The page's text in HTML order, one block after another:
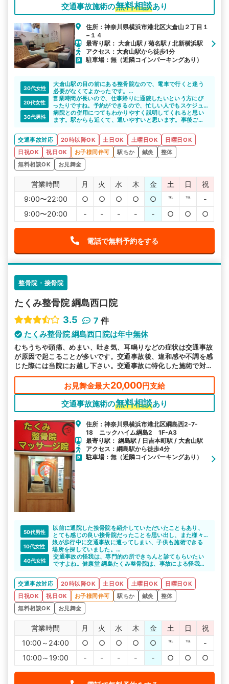
交通事故施術の無料相談あり
住所：神奈川県横浜市港北区大倉山２丁目１
−１４
最寄り駅： 大倉山駅 / 菊名駅 / 北新横浜駅
アクセス：大倉山駅から徒歩1分
駐車場：無（近隣コインパーキングあり）
30代女性
大倉山駅の目の前にある整骨院なので、電車で行くと迷う
必要がなくてよかったです。
年中無休なので長期的な通院でも苦になりません。
20代女性
営業時間が長いので、仕事帰りに通院したいという方にぴ
ったりですね。予約ができるので、忙しい人でもスケジュ
ールの調節ができると思います。
30代男性
病院との併用につてもわかりやすく説明してくれると思い
ます。駅からも近くて、通いやすいと思います。事後ごす
交通事故対応
20時以降OK 土日OK 土曜日OK
日曜日OK
日祝OK
祝日OK お子様同伴可 駅ちか 鍼灸
整体
無料相談OK
お見舞金
営業時間 月 火 水 木 金 土 日
祝
9:00〜22:00
○ ○ ○ ○ ○ ℡ ℡
-
9:00〜20:00
- - - - - ○ ○ ○
電話で無料予約をする
整骨院・接骨院
たくみ整骨院 綱島西口院
3.5
7 件
たくみ整骨院 綱島西口院は年中無休
むちうちや頭痛、めまい、吐き気、耳鳴りなどの症状は交通事故
が原因で起こることが多いです。交通事故後、違和感や不調を感
じた際には当院にお越し下さい。交通事故に特化した施術で対応
します。
お見舞金最大20,000円支給
交通事故施術の無料相談あり
住所：神奈川県横浜市港北区綱島西2-7-
18 ニックハイム綱島2 1F-A3
最寄り駅： 綱島駅 / 日吉本町駅 / 大倉山駅
アクセス：綱島駅から徒歩4分
駐車場：無（近隣コインパーキングあり）
50代男性
以前に通院した接骨院を紹介していただいたこともあり、
とても感じの良い接骨院だったことを思い出し、また様々
な先生が対応していただいたのですが、皆様とても感じが
良く大変満足しました
10代女性
娘が歩行中に交通事故に遭ってしまい、子供も施術できる
場所を探していました。
紹介していただいた健康堂 綱島たくみ整骨院は、子供の
施術も対応してくれ平日22時まで土日祝日も対応との事
まだ詳しく症状を伝えれないのですが、娘の言葉をしっか
りと聞いてくださり対応してくれたので本当にいい整骨院
に出会えたなと思いました。
今では娘も元気に駆け回っているので安心しています。
40代女性
交通事故の怪我は、専門的の所できちんと診てもらいたい
ですよね。健康堂 綱島たくみ整骨院は、事故による怪我や
して施術をお願いできますね。
交通事故対応 20時以降OK 土日OK 土曜日OK
日曜日OK
日祝OK
祝日OK お子様同伴可 駅ちか 鍼灸
整体
無料相談OK
お見舞金
営業時間 月 火 水 木 金 土 日
祝
10:00～24:00
○ ○ ○ ○ ○ ℡ ℡
-
10:00～19:00
- - - - - ○ ○ ○